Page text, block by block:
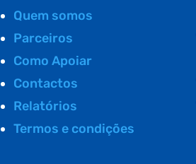
Quem somos
Parceiros
Como Apoiar
Contactos
Relatórios
Termos e condições